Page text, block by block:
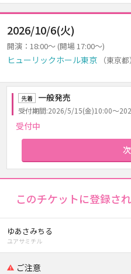
2026/10/6(火)
開演：18:00～ (開場 17:00～)
ヒューリックホール東京 （東京都）
先着 一般発売
受付期間:2026/5/15(金)10:00～
受付中
このチケットに登録さ
ゆあさみちる
ユアサミチル
ご注意